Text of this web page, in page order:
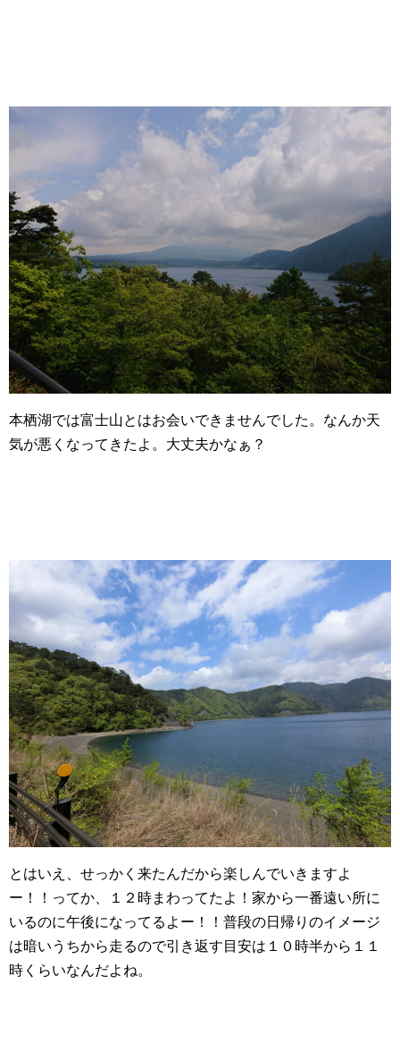
本栖湖では富士山とはお会いできませんでした。なんか天
気が悪くなってきたよ。大丈夫かなぁ？
とはいえ、せっかく来たんだから楽しんでいきますよ
ー！！ってか、１２時まわってたよ！家から一番遠い所に
いるのに午後になってるよー！！普段の日帰りのイメージ
は暗いうちから走るので引き返す目安は１０時半から１１
時くらいなんだよね。